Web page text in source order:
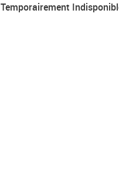
l'autre.Dessus de table robuste :
Temporairement